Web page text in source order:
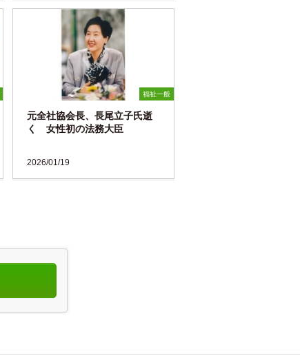
福祉一般
元全社協会長、長尾立子氏逝
く 女性初の法務大臣
2026/01/19